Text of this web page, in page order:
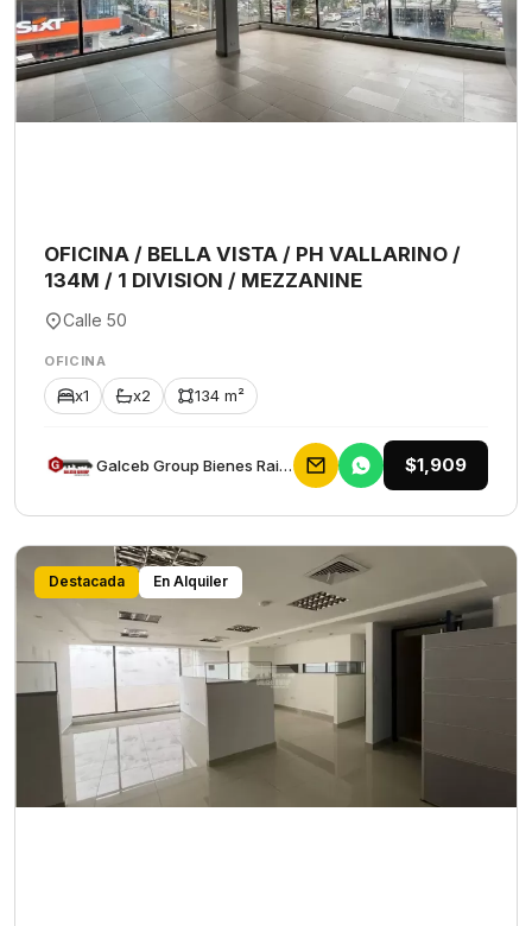
OFICINA / BELLA VISTA / PH VALLARINO /
134M / 1 DIVISION / MEZZANINE
Calle 50
OFICINA
x1 x2 134 m²
Galceb Group Bienes Raices $1,909
Destacada En Alquiler